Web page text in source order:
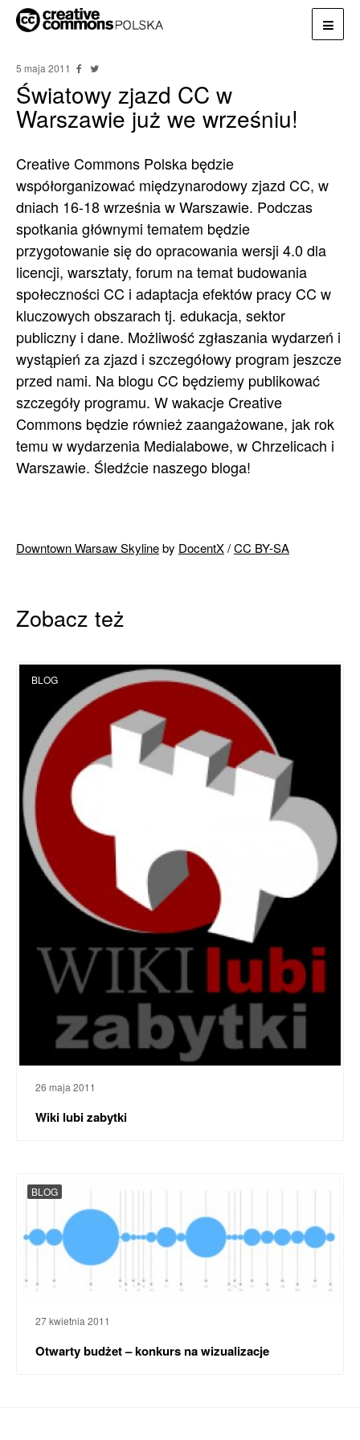
5 maja 2011
Światowy zjazd CC w
Warszawie już we wrześniu!
Creative Commons Polska będzie
współorganizować międzynarodowy zjazd CC, w
dniach 16-18 września w Warszawie. Podczas
spotkania głównymi tematem będzie
przygotowanie się do opracowania wersji 4.0 dla
licencji, warsztaty, forum na temat budowania
społeczności CC i adaptacja efektów pracy CC w
kluczowych obszarach tj. edukacja, sektor
publiczny i dane. Możliwość zgłaszania wydarzeń i
wystąpień za zjazd i szczegółowy program jeszcze
przed nami. Na blogu CC będziemy publikować
szczegóły programu. W wakacje Creative
Commons będzie również zaangażowane, jak rok
temu w wydarzenia Medialabowe, w Chrzelicach i
Warszawie. Śledźcie naszego bloga!
Downtown Warsaw Skylineby DocentX/CC BY-SA
Zobacz też
BLOG
26 maja 2011
Wiki lubi zabytki
BLOG
27 kwietnia 2011
Otwarty budżet – konkurs na wizualizacje